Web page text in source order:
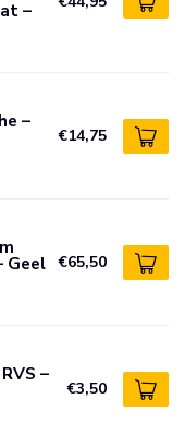
–
–
€14,75
Geel €65,50
–
€3,50